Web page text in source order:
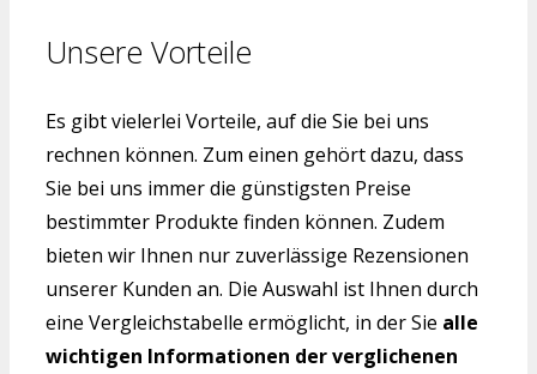
Unsere Vorteile
Es gibt vielerlei Vorteile, auf die Sie bei uns
rechnen können. Zum einen gehört dazu, dass
Sie bei uns immer die günstigsten Preise
bestimmter Produkte finden können. Zudem
bieten wir Ihnen nur zuverlässige Rezensionen
unserer Kunden an. Die Auswahl ist Ihnen durch
eine Vergleichstabelle ermöglicht, in der Sie alle
wichtigen Informationen der verglichenen